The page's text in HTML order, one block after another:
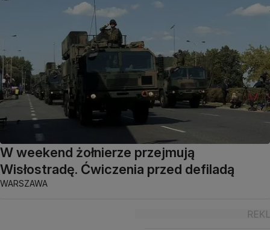
W weekend żołnierze przejmują
Wisłostradę. Ćwiczenia przed defiladą
WARSZAWA